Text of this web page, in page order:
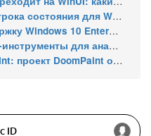
и поддержкой нескольких мониторов
года. ESU продлят обновления до января 2030 года
Windows: ETW MCP и WPA MCP
технического директора Microsoft Azure